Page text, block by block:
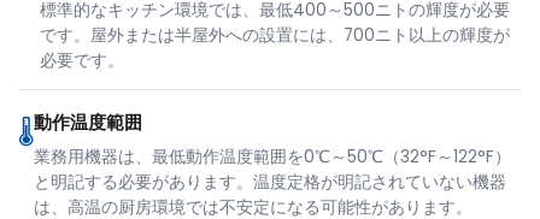
標準的なキッチン環境では、最低400～500ニトの輝度が必要
です。屋外または半屋外への設置には、700ニト以上の輝度が
必要です。
🌡️動作温度範囲
業務用機器は、最低動作温度範囲を0℃～50℃（32°F～122°F）
と明記する必要があります。温度定格が明記されていない機器
は、高温の厨房環境では不安定になる可能性があります。